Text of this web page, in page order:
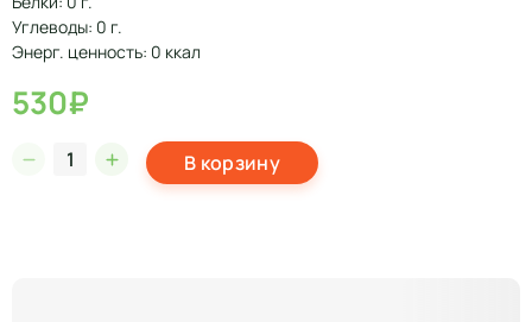
Углеводы: 0 г.
Энерг. ценность: 0 ккал
530₽
В корзину